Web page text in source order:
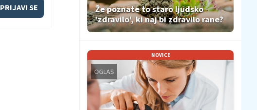
PRIJAVI SE
Že poznate to staro ljudsko
'zdravilo', ki naj bi zdravilo rane?
NOVICE
OGLAS